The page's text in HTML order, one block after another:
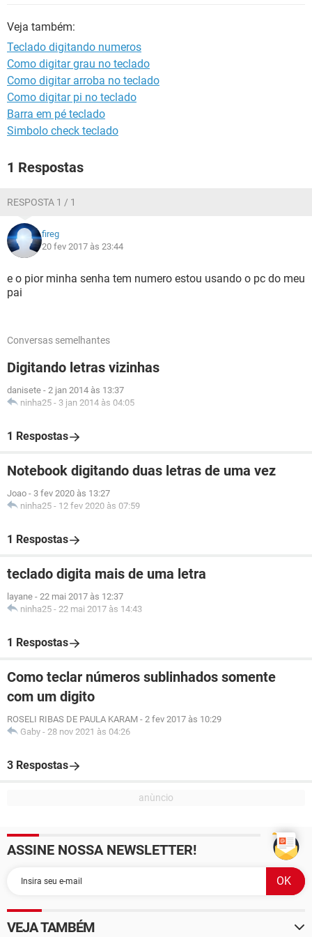
Veja também:
Teclado digitando numeros
Como digitar grau no teclado
Como digitar arroba no teclado
Como digitar pi no teclado
Barra em pé teclado
Simbolo check teclado
1 Respostas
RESPOSTA 1 / 1
fireg
20 fev 2017 às 23:44
e o pior minha senha tem numero estou usando o pc do meu
pai
Conversas semelhantes
Digitando letras vizinhas
danisete - 2 jan 2014 às 13:37
ninha25 - 3 jan 2014 às 04:05
1 Respostas
Notebook digitando duas letras de uma vez
Joao - 3 fev 2020 às 13:27
ninha25 - 12 fev 2020 às 07:59
1 Respostas
teclado digita mais de uma letra
layane - 22 mai 2017 às 12:37
ninha25 - 22 mai 2017 às 14:43
1 Respostas
Como teclar números sublinhados somente
com um digito
ROSELI RIBAS DE PAULA KARAM - 2 fev 2017 às 10:29
Gaby - 28 nov 2021 às 04:26
3 Respostas
ASSINE NOSSA NEWSLETTER!
VEJA TAMBÉM